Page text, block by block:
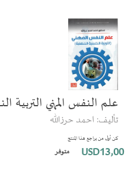
علم النفس المهني التربية
تأليف: احمد حرزالله
كن أول من يراجع هذا المنتج
USD13٫00 متوفر
انتقل
النهاية
معرض
الصور
تخطي
إلى
بداية
معرض
الصور